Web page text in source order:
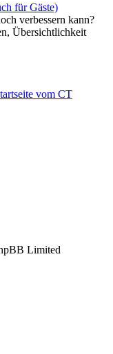
für Gäste)
verbessern kann?
Übersichtlichkeit
vom CT
Limited